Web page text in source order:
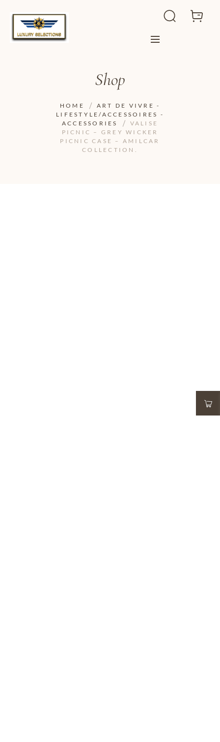
Shop
HOME
ART DE VIVRE -
LIFESTYLE/ACCESSOIRES -
ACCESSORIES
VALISE
PICNIC – GREY WICKER
PICNIC CASE – AMILCAR
COLLECTION.